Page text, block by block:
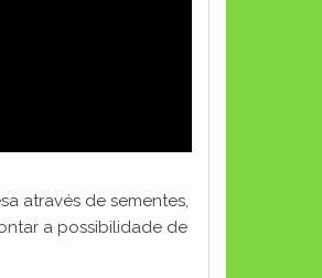
através de sementes,
a possibilidade de